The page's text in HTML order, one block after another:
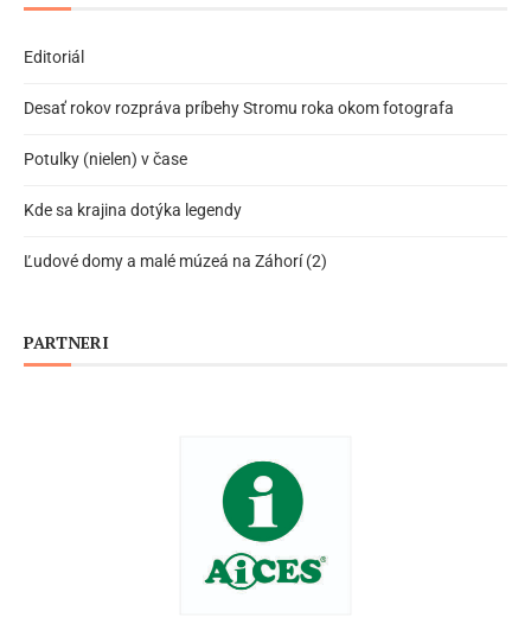
Editoriál
Desať rokov rozpráva príbehy Stromu roka okom fotografa
Potulky (nielen) v čase
Kde sa krajina dotýka legendy
Ľudové domy a malé múzeá na Záhorí (2)
PARTNERI